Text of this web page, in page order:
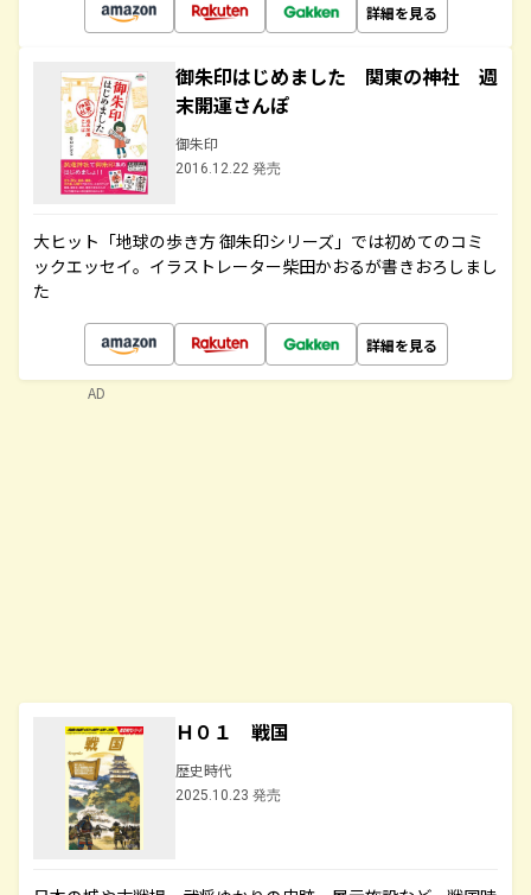
詳細を見る
御朱印はじめました 関東の神社 週
末開運さんぽ
御朱印
2016.12.22 発売
大ヒット「地球の歩き方 御朱印シリーズ」では初めてのコミ
ックエッセイ。イラストレーター柴田かおるが書きおろしまし
た
詳細を見る
Ｈ０１ 戦国
歴史時代
2025.10.23 発売
AD